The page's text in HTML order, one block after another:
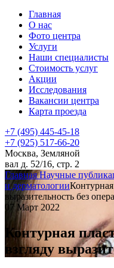
Главная
О нас
Фото центра
Услуги
Наши специалисты
Стоимость услуг
Акции
Исследования
Вакансии центра
Карта проезда
+7 (495) 445-45-18
+7 (925) 517-66-20
Москва, Земляной
вал д. 52/16, стр. 2
ГлавнаяНаучные
и дерматологии
выразительность без
07 Март 2022
Контурная
взгляду